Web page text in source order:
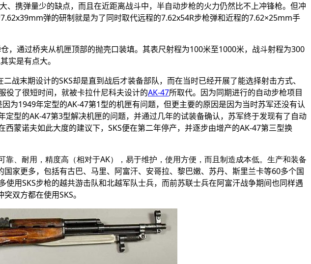
、携弹量少的缺点，而且在近距离战斗中，半自动步枪的火力仍然比不上冲锋枪。但冲
7.62x39mm弹的研制就是为了同时取代远程的7.62x54R步枪弹和近程的7.62×25mm手
，通过桥夹从机匣顶部的抛壳口装填。其表尺射程为100米至1000米，战斗射程为300
实是有点大。
二战末期设计的SKS却是直到战后才装备部队，而在当时已经开展了能选择射击方式、
役了很短时间，就被卡拉什尼科夫设计的AK-47所取代。因为同期进行的自动步枪项目
为1949年定型的AK-47第1型的机匣有问题，但更主要的原因是因为当时苏军还没有认
型的AK-47第3型解决机匣的问题，并通过几年的试装备确认，苏军终于发现有了自动
西蒙诺夫如此大度的建议下，SKS便在第二年停产，并逐步由增产的AK-47第三型换
靠、耐用，精度高（相对于AK），易于维护，使用方便，而且制造成本低。生产和装备
国家更多，包括有古巴、马里、阿富汗、安哥拉、黎巴嫩、苏丹、斯里兰卡等60多个国
使用SKS步枪的越共游击队和北越军队士兵，而前苏联士兵在阿富汗战争期间也同样遇
突双方都在使用SKS。